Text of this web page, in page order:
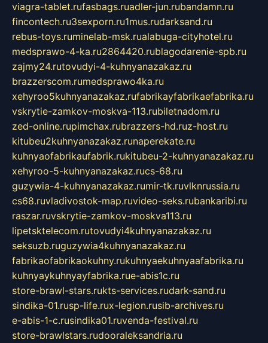
viagra-tablet.rufasbags.ruadler-jun.rubandamn.ru
fincontech.ru3sexporn.ru1mus.rudarksand.ru
rebus-toys.ruminelab-msk.rualabuga-cityhotel.ru
medsprawo-4-ka.ru2864420.rublagodarenie-spb.ru
zajmy24.rutovudyi-4-kuhnyanazakaz.ru
brazzerscom.rumedsprawo4ka.ru
xehyroo5kuhnyanazakaz.rufabrikayfabrikaefabrika.ru
vskrytie-zamkov-moskva-113.rubiletnadom.ru
zed-online.rupimchax.rubrazzers-hd.ruz-host.ru
kitubeu2kuhnyanazakaz.runaperekate.ru
kuhnyaofabrikaufabrik.rukitubeu-2-kuhnyanazakaz.ru
xehyroo-5-kuhnyanazakaz.rucs-68.ru
guzywia-4-kuhnyanazakaz.rumir-tk.ruvlknrussia.ru
cs68.ruvladivostok-map.ruvideo-seks.rubankaribi.ru
raszar.ruvskrytie-zamkov-moskva113.ru
lipetsktelecom.rutovudyi4kuhnyanazakaz.ru
seksuzb.ruguzywia4kuhnyanazakaz.ru
fabrikaofabrikaokuhny.rukuhnyaekuhnyaafabrika.ru
kuhnyaykuhnyayfabrika.rue-abis1c.ru
store-brawl-stars.rukts-services.rudark-sand.ru
sindika-01.rusp-life.rux-legion.rusib-archives.ru
e-abis-1-c.rusindika01.ruvenda-festival.ru
store-brawlstars.rudooraleksandria.ru